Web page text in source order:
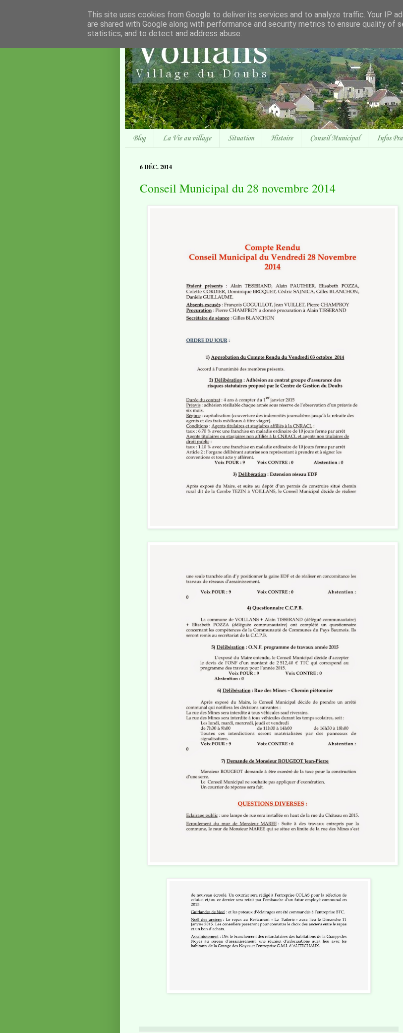
Blog La Vie au village Situation Histoire Conseil Municipal Infos
6 DÉC. 2014
Conseil Municipal du 28 novembre 2014
This site uses cookies from Google to deliver its services and to analyze traffic. Your IP
are shared with Google along with performance and security metrics to ensure quality of
statistics, and to detect and address abuse.